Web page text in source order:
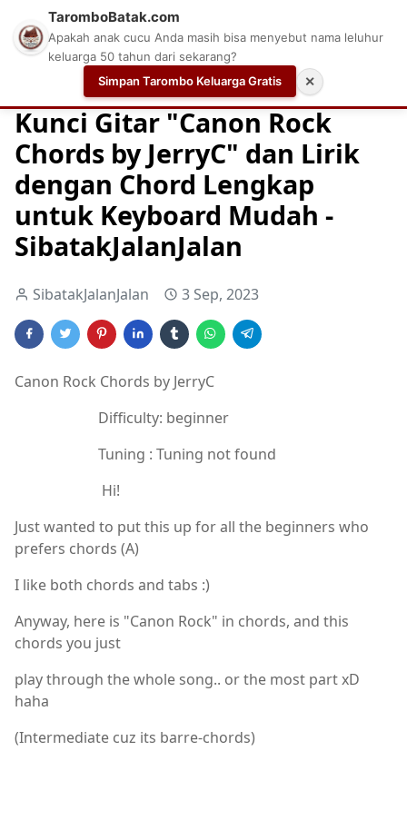
Chord Chord Gitar Easy Guitar Tabs
Kunci Gitar "Canon Rock
Chords by JerryC" dan Lirik
dengan Chord Lengkap
untuk Keyboard Mudah -
SibatakJalanJalan
SibatakJalanJalan 3 Sep, 2023
Canon Rock Chords by JerryC
Difficulty: beginner
Tuning : Tuning not found
Hi!
Just wanted to put this up for all the beginners who
prefers chords (A)
I like both chords and tabs :)
Anyway, here is "Canon Rock" in chords, and this
chords you just
play through the whole song.. or the most part xD
haha
(Intermediate cuz its barre-chords)
TaromboBatak.com
Apakah anak cucu Anda masih bisa menyebut nama leluhur
keluarga 50 tahun dari sekarang?
Simpan Tarombo Keluarga Gratis
✕